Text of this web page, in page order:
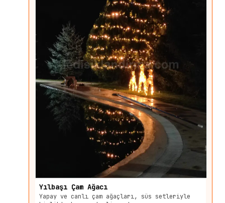
Yılbaşı Çam Ağacı
Yapay ve canlı çam ağaçları, süs setleriyle